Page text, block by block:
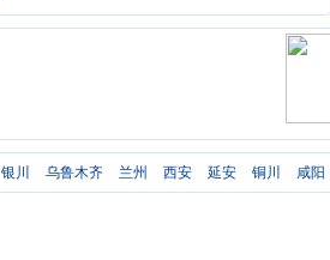
银川 乌鲁木齐 兰州 西安 延安 铜川 咸阳